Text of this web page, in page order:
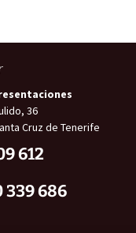
36
Cruz de Tenerife
612
339 686